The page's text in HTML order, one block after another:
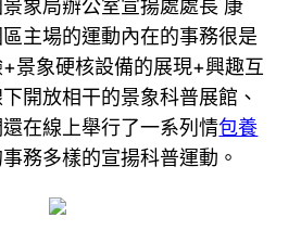
景象局辦公室宣揚處處長 康
主場的運動內在的事務很是
景象硬核設備的展現+興趣互
開放相干的景象科普展館、
在線上舉行了一系列情包養
務多樣的宣揚科普運動。